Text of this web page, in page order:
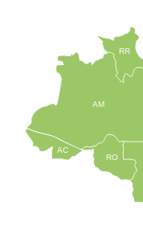
RR
AM
AC
RO